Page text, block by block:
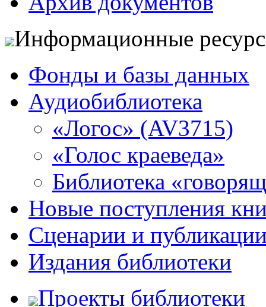
Информационные
Фонды и базы данных
Аудиобиблиотека
«Логос» (AV3715)
«Голос краеведа»
Библиотека
Новые поступления
Сценарии и
Издания библиотеки
Проекты библиотеки